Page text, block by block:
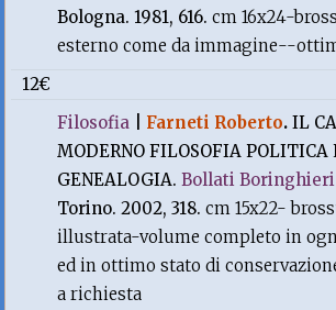
Bologna. 1981, 616.cm 16x24-
esterno come da immagine--
12€
Filosofia
Farneti Roberto.IL
MODERNO FILOSOFIA POLITICA
GENEALOGIA.Bollati
Torino. 2002, 318.cm 15x22-
illustrata-volume completo in
ed in ottimo stato di
a richiesta